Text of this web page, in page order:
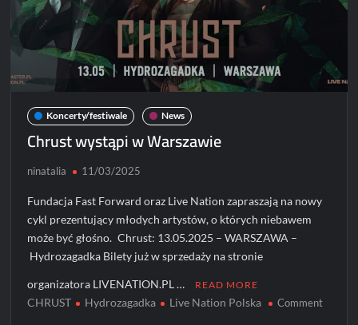
Koncerty/festiwale News
Chrust wystąpi w Warszawie
ninatalia 11/03/2025
Fundacja Fast Forward oraz Live Nation zapraszają na nowy
cykl prezentujący młodych artystów, o których niebawem
może być głośno. Chrust: 13.05.2025 – WARSZAWA –
Hydrozagadka Bilety już w sprzedaży na stronie
organizatora LIVENATION.PL … READ MORE
CHRUST Hydrozagadka Live Nation Polska Commenton